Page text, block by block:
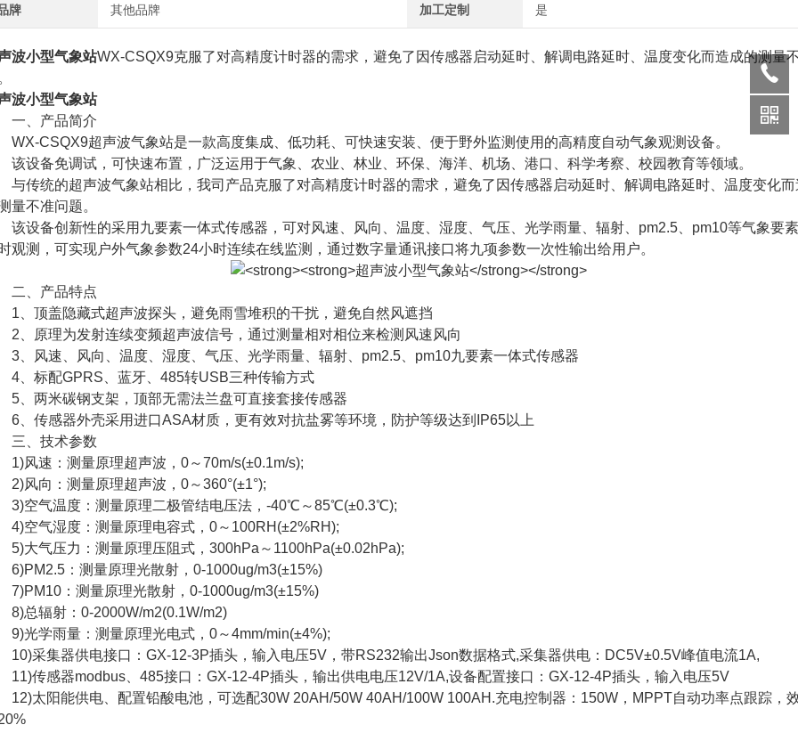
牌 其他品牌 加工定制 是
波小型气象站WX-CSQX9克服了对高精度计时器的需求，避免了因传感器启动延时、解调电路延时、温度变化而造成的测量
波小型气象站
产品简介
CSQX9超声波气象站是一款高度集成、低功耗、可快速安装、便于野外监测使用的高精度自动气象观测设备。
备免调试，可快速布置，广泛运用于气象、农业、林业、环保、海洋、机场、港口、科学考察、校园教育等领域。
统的超声波气象站相比，我司产品克服了对高精度计时器的需求，避免了因传感器启动延时、解调电路延时、温度变化而
量不准问题。
备创新性的采用九要素一体式传感器，可对风速、风向、温度、湿度、气压、光学雨量、辐射、pm2.5、pm10等气象要
观测，可实现户外气象参数24小时连续在线监测，通过数字量通讯接口将九项参数一次性输出给用户。
产品特点
顶盖隐藏式超声波探头，避免雨雪堆积的干扰，避免自然风遮挡
原理为发射连续变频超声波信号，通过测量相对相位来检测风速风向
风速、风向、温度、湿度、气压、光学雨量、辐射、pm2.5、pm10九要素一体式传感器
标配GPRS、蓝牙、485转USB三种传输方式
两米碳钢支架，顶部无需法兰盘可直接套接传感器
传感器外壳采用进口ASA材质，更有效对抗盐雾等环境，防护等级达到IP65以上
技术参数
速：测量原理超声波，0～70m/s(±0.1m/s);
向：测量原理超声波，0～360°(±1°);
气温度：测量原理二极管结电压法，-40℃～85℃(±0.3℃);
气湿度：测量原理电容式，0～100RH(±2%RH);
气压力：测量原理压阻式，300hPa～1100hPa(±0.02hPa);
：测量原理光散射，0-1000ug/m3(±15%)
：测量原理光散射，0-1000ug/m3(±15%)
辐射：0-2000W/m2(0.1W/m2)
学雨量：测量原理光电式，0～4mm/min(±4%);
采集器供电接口：GX-12-3P插头，输入电压5V，带RS232输出Json数据格式,采集器供电：DC5V±0.5V峰值电流1A,
传感器modbus、485接口：GX-12-4P插头，输出供电电压12V/1A,设备配置接口：GX-12-4P插头，输入电压5V
太阳能供电、配置铅酸电池，可选配30W 20AH/50W 40AH/100W 100AH.充电控制器：150W，MPPT自动功率点跟踪，